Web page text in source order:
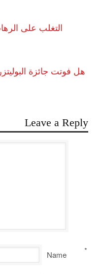
التغلب على
هل فوتت جائزة
Leave a Reply
Name *